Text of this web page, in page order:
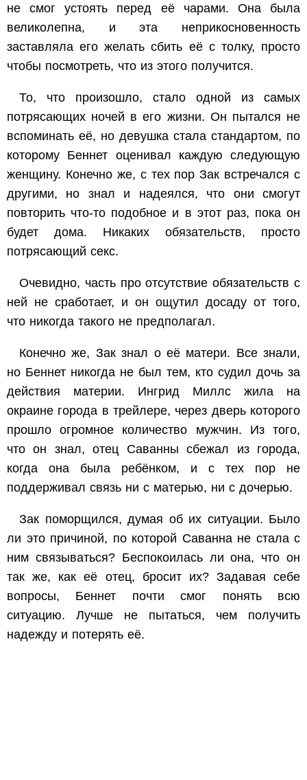
не смог устоять перед её чарами. Она была
великолепна, и эта неприкосновенность
заставляла его желать сбить её с толку, просто
чтобы посмотреть, что из этого получится.
То, что произошло, стало одной из самых
потрясающих ночей в его жизни. Он пытался не
вспоминать её, но девушка стала стандартом, по
которому Беннет оценивал каждую следующую
женщину. Конечно же, с тех пор Зак встречался с
другими, но знал и надеялся, что они смогут
повторить что-то подобное и в этот раз, пока он
будет дома. Никаких обязательств, просто
потрясающий секс.
Очевидно, часть про отсутствие обязательств с
ней не сработает, и он ощутил досаду от того,
что никогда такого не предполагал.
Конечно же, Зак знал о её матери. Все знали,
но Беннет никогда не был тем, кто судил дочь за
действия материи. Ингрид Миллс жила на
окраине города в трейлере, через дверь которого
прошло огромное количество мужчин. Из того,
что он знал, отец Саванны сбежал из города,
когда она была ребёнком, и с тех пор не
поддерживал связь ни с матерью, ни с дочерью.
Зак поморщился, думая об их ситуации. Было
ли это причиной, по которой Саванна не стала с
ним связываться? Беспокоилась ли она, что он
так же, как её отец, бросит их? Задавая себе
вопросы, Беннет почти смог понять всю
ситуацию. Лучше не пытаться, чем получить
надежду и потерять её.